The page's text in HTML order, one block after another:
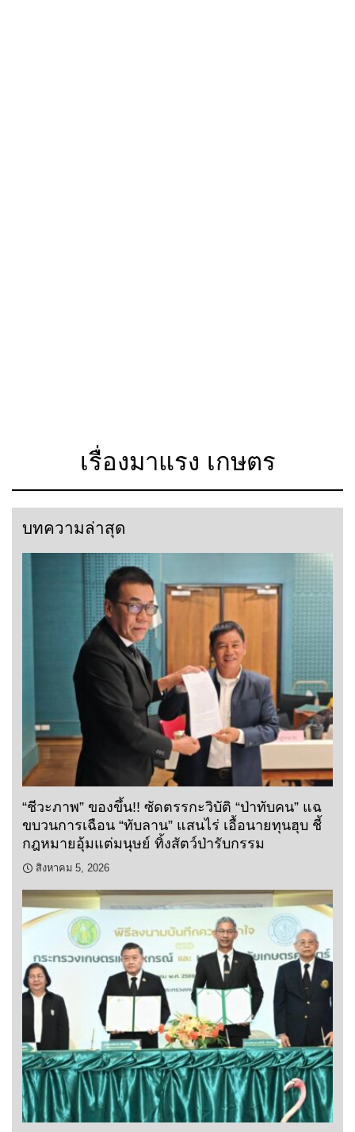
เรื่องมาแรง เกษตร
บทความล่าสุด
“ชีวะภาพ” ของขึ้น!! ซัดตรรกะวิบัติ “ป่าทับคน” แฉ
ขบวนการเฉือน “ทับลาน” แสนไร่ เอื้อนายทุนฮุบ ชี้
กฎหมายอุ้มแต่มนุษย์ ทิ้งสัตว์ป่ารับกรรม
สิงหาคม 5, 2026